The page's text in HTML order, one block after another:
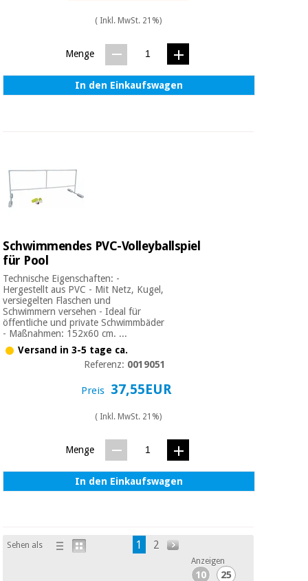
( Inkl. MwSt. 21%)
Menge
In den Einkaufswagen
Schwimmendes PVC-Volleyballspiel
für Pool
Technische Eigenschaften: -
Hergestellt aus PVC - Mit Netz, Kugel,
versiegelten Flaschen und
Schwimmern versehen - Ideal für
öffentliche und private Schwimmbäder
- Maßnahmen: 152x60 cm. ...
Versand in 3-5 tage ca.
Referenz: 0019051
Preis 37,55EUR
( Inkl. MwSt. 21%)
Menge
In den Einkaufswagen
Sehen als 1 2
Anzeigen
10
25